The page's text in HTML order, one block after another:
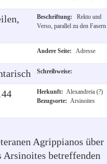
Beschriftung:
Rekto und
Verso, parallel zu den Fasern
Andere Seite: Adresse
Schreibweise:
Herkunft: Alexandreia (?)
Bezugsorte: Arsinoites
Agrippianos über
Arsinoites betreffenden